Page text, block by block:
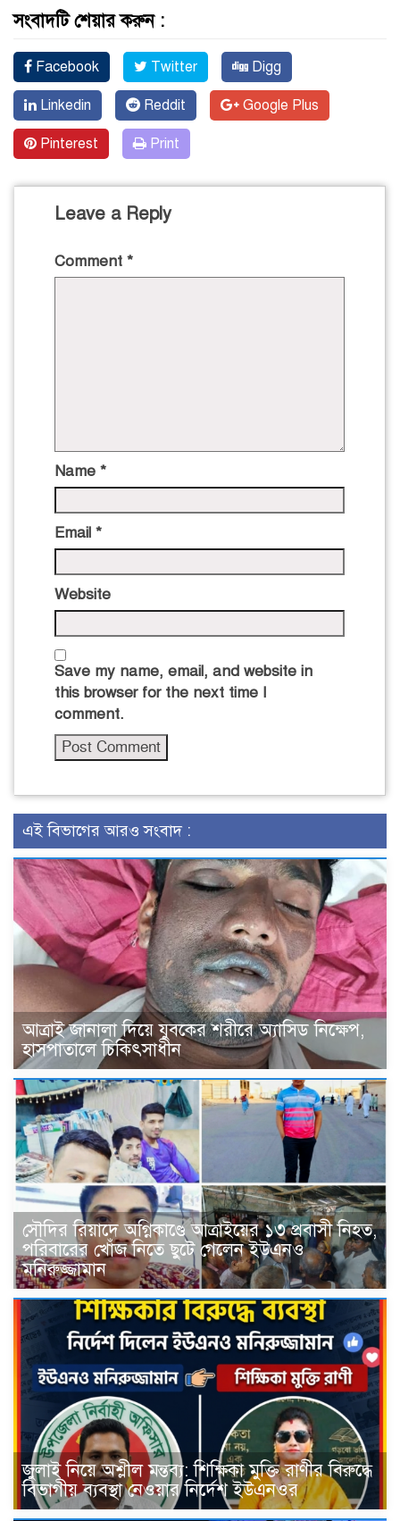
সংবাদটি শেয়ার করুন :
Facebook Twitter Digg
Linkedin Reddit Google Plus
Pinterest Print
Leave a Reply
Comment *
Name *
Email *
Website
Save my name, email, and website in
this browser for the next time I
comment.
এই বিভাগের আরও সংবাদ :
আত্রাই জানালা দিয়ে যুবকের শরীরে অ্যাসিড নিক্ষেপ,
হাসপাতালে চিকিৎসাধীন
সৌদির রিয়াদে অগ্নিকাণ্ডে আত্রাইয়ের ১৩ প্রবাসী নিহত,
পরিবারের খোঁজ নিতে ছুটে গেলেন ইউএনও
মনিরুজ্জামান
জুলাই নিয়ে অশ্লীল মন্তব্য: শিক্ষিকা মুক্তি রাণীর বিরুদ্ধে
বিভাগীয় ব্যবস্থা নেওয়ার নির্দেশ ইউএনওর